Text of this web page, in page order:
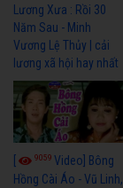
Lương Xưa : Rồi 30
Năm Sau - Minh
Vương Lệ Thủy | cải
lương xã hội hay nhất
9059 Video] Bông
Hồng Cài Áo - Vũ Linh,